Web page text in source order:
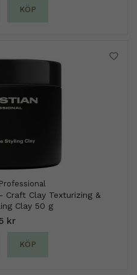
KÖP
Craft Clay Texturizing &
Clay 50 g
kr
KÖP